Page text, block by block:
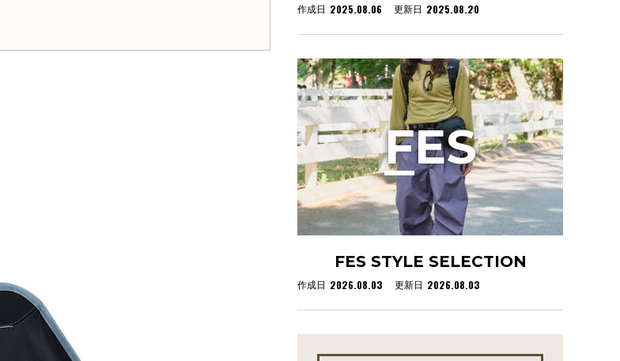
作成日 2025.08.06 更新日 2025.08.20
FES STYLE SELECTION
作成日 2026.08.03 更新日 2026.08.03
FES